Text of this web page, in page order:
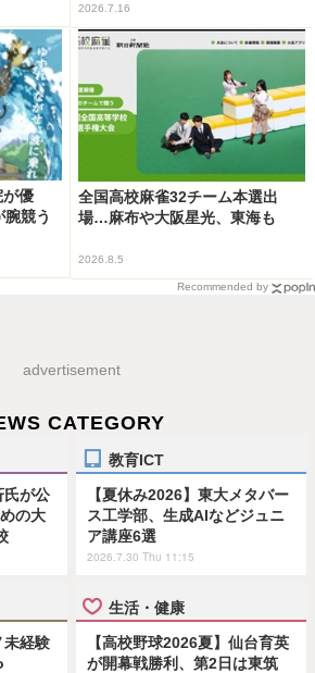
2026.7.16
優
競う
全国高校麻雀32チーム本選出
場…麻布や大阪星光、東海も
2026.8.5
Recommended by
advertisement
CATEGORY
氏が公
の大
教育ICT
【夏休み2026】東大メタバー
ス工学部、生成AIなどジュニ
ア講座6選
2026.7.30 Thu 11:15
未経験
生活・健康
【高校野球2026夏】仙台育英
が開幕戦勝利、第2日は東筑